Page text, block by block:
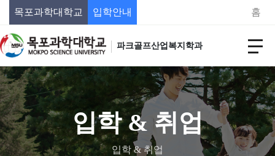
목포과학대학교 입학안내 홈
파크골프산업복지학과
입학 & 취업
입학 & 취업